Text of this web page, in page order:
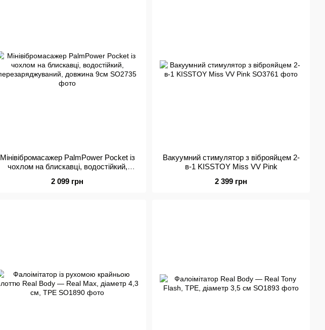
Мінівібромасажер PalmPower Pocket із
чохлом на блискавці, водостійкий,
2 099 грн
Вакуумний стимулятор з віброяйцем 2-
в-1 KISSTOY Miss VV Pink
2 399 грн